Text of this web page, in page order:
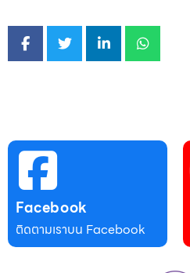
Facebook
ติดตามเราบน Facebook